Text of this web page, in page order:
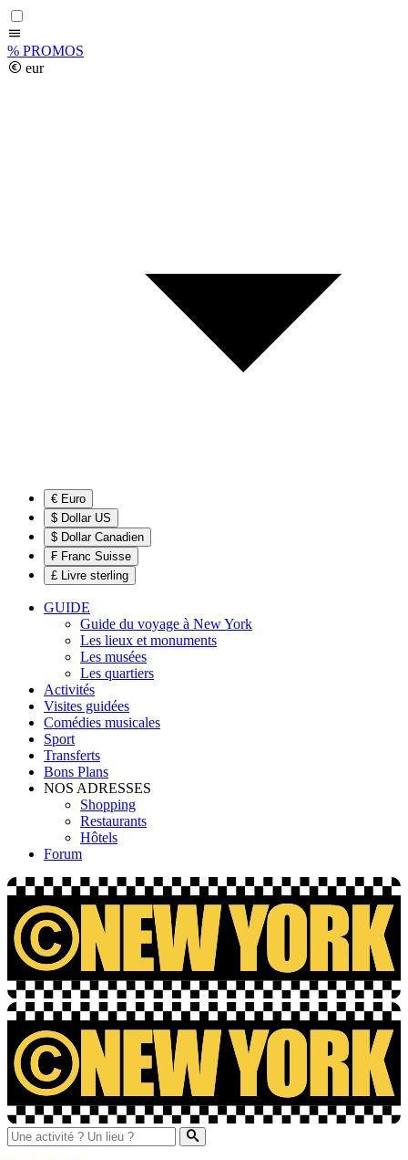
% PROMOS
eur
€ Euro
$ Dollar US
$ Dollar Canadien
₣ Franc Suisse
£ Livre sterling
GUIDE
Guide du voyage à New York
Les lieux et monuments
Les musées
Les quartiers
Activités
Visites guidées
Comédies musicales
Sport
Transferts
Bons Plans
NOS ADRESSES
Shopping
Restaurants
Hôtels
Forum